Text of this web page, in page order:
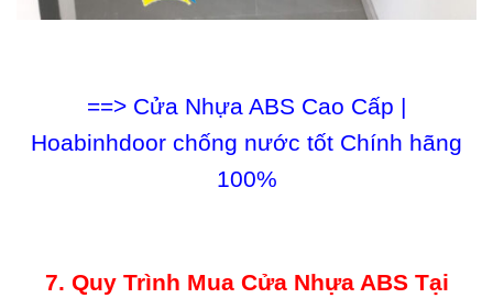
==> Cửa Nhựa ABS Cao Cấp |
Hoabinhdoor chống nước tốt Chính hãng
100%
7. Quy Trình Mua Cửa Nhựa ABS Tại